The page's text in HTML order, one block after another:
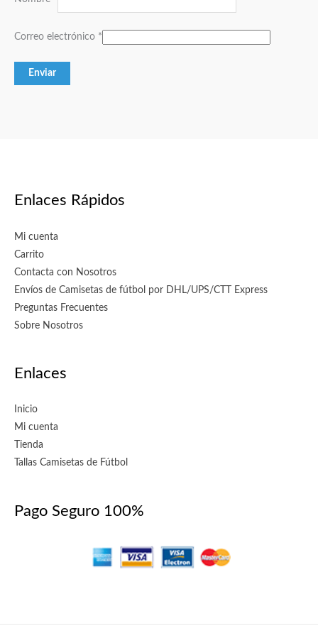
Correo electrónico *
Enlaces Rápidos
Mi cuenta
Carrito
Contacta con Nosotros
Envíos de Camisetas de fútbol por DHL/UPS/CTT Express
Preguntas Frecuentes
Sobre Nosotros
Enlaces
Inicio
Mi cuenta
Tienda
Tallas Camisetas de Fútbol
Pago Seguro 100%